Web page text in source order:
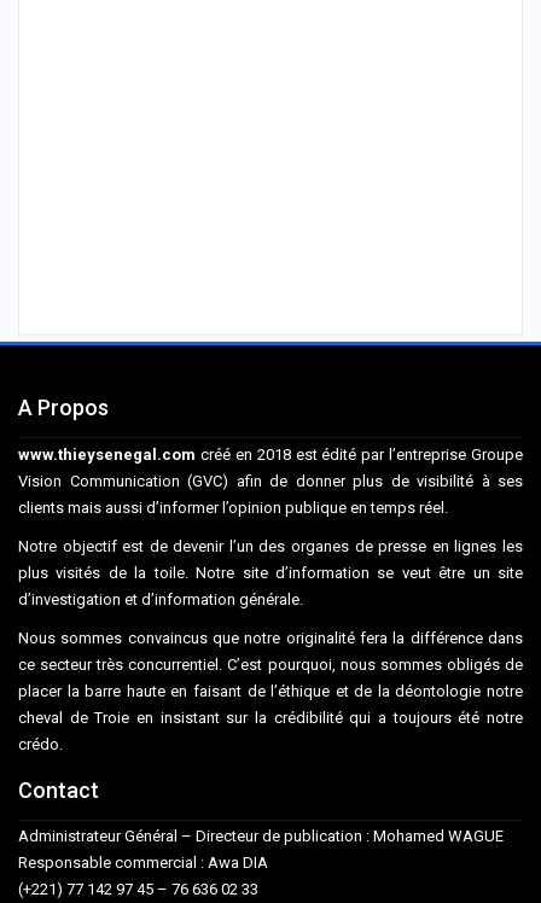
A Propos
www.thieysenegal.com créé en 2018 est édité par l’entreprise Groupe
Vision Communication (GVC) afin de donner plus de visibilité à ses
clients mais aussi d’informer l’opinion publique en temps réel.
Notre objectif est de devenir l’un des organes de presse en lignes les
plus visités de la toile. Notre site d’information se veut être un site
d’investigation et d’information générale.
Nous sommes convaincus que notre originalité fera la différence dans
ce secteur très concurrentiel. C’est pourquoi, nous sommes obligés de
placer la barre haute en faisant de l’éthique et de la déontologie notre
cheval de Troie en insistant sur la crédibilité qui a toujours été notre
crédo.
Contact
Administrateur Général – Directeur de publication : Mohamed WAGUE
Responsable commercial : Awa DIA
(+221) 77 142 97 45 – 76 636 02 33